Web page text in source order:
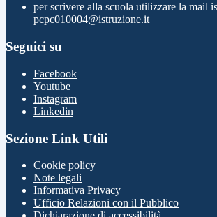
per scrivere alla scuola utilizzare la mail
pcpc010004@istruzione.it
Seguici su
Facebook
Youtube
Instagram
Linkedin
Sezione Link Utili
Cookie policy
Note legali
Informativa Privacy
Ufficio Relazioni con il Pubblico